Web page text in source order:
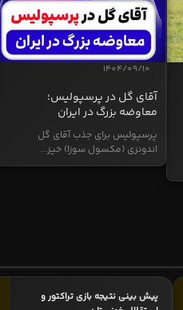
1404/09/10
آقای گل در پرسپولیس؛
معاوضه بزرگ در ایران
پرسپولیس برای جذب آقای گل
اندونزی (مکسول سوزا) خیز...
پیش بینی نتیجه بازی تراکتور و